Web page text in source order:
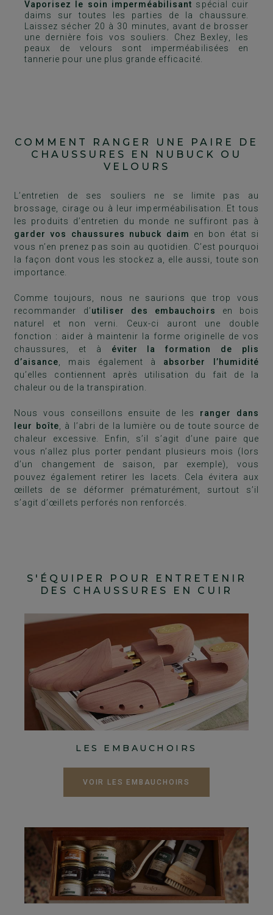
Vaporisez le soin imperméabilisant spécial cuir
daims sur toutes les parties de la chaussure.
Laissez sécher 20 à 30 minutes, avant de brosser
une dernière fois vos souliers. Chez Bexley, les
peaux de velours sont imperméabilisées en
tannerie pour une plus grande efficacité.
COMMENT RANGER UNE PAIRE DE
CHAUSSURES EN NUBUCK OU
VELOURS
L’entretien de ses souliers ne se limite pas au
brossage, cirage ou à leur imperméabilisation. Et tous
les produits d’entretien du monde ne suffiront pas à
garder vos chaussures nubuck daim
en bon état si
vous n’en prenez pas soin au quotidien. C’est pourquoi
la façon dont vous les stockez a, elle aussi, toute son
importance.
Comme toujours, nous ne saurions que trop vous
recommander d’utiliser des embauchoirs
en bois
naturel et non verni. Ceux-ci auront une double
fonction : aider à maintenir la forme originelle de vos
chaussures, et à éviter la formation de plis
d’aisance, mais également à absorber l’humidité
qu’elles contiennent après utilisation du fait de la
chaleur ou de la transpiration.
Nous vous conseillons ensuite de les ranger dans
leur boîte, à l’abri de la lumière ou de toute source de
chaleur excessive. Enfin, s’il s’agit d’une paire que
vous n’allez plus porter pendant plusieurs mois (lors
d’un changement de saison, par exemple), vous
pouvez également retirer les lacets. Cela évitera aux
œillets de se déformer prématurément, surtout s’il
s’agit d’œillets perforés non renforcés.
S'ÉQUIPER POUR ENTRETENIR
DES CHAUSSURES EN CUIR
LES EMBAUCHOIRS
VOIR LES EMBAUCHOIRS